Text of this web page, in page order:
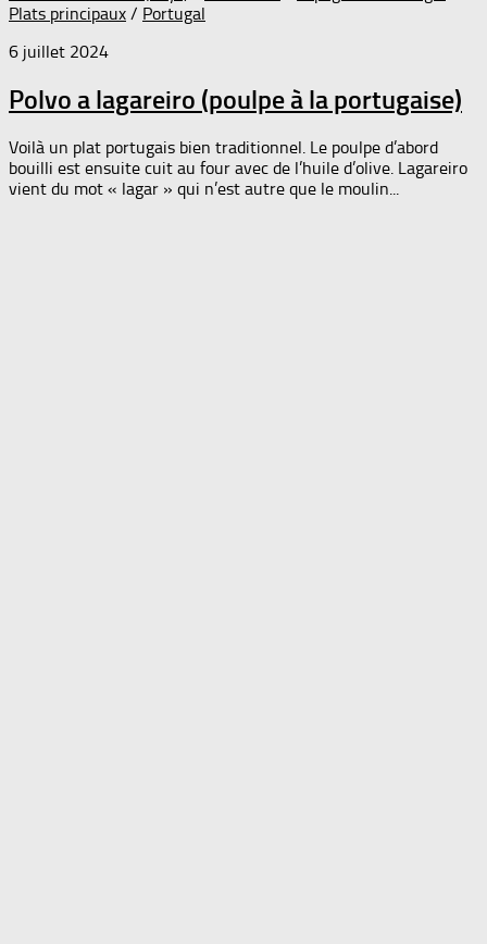
Plats principaux / Portugal
6 juillet 2024
Polvo a lagareiro (poulpe à la portugaise)
Voilà un plat portugais bien traditionnel. Le poulpe d’abord
bouilli est ensuite cuit au four avec de l’huile d’olive. Lagareiro
vient du mot « lagar » qui n’est autre que le moulin...